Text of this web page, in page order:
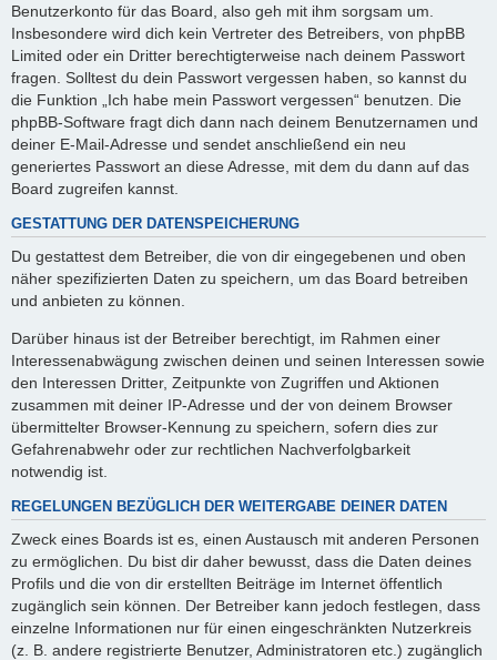
Benutzerkonto für das Board, also geh mit ihm sorgsam um.
Insbesondere wird dich kein Vertreter des Betreibers, von phpBB
Limited oder ein Dritter berechtigterweise nach deinem Passwort
fragen. Solltest du dein Passwort vergessen haben, so kannst du
die Funktion „Ich habe mein Passwort vergessen“ benutzen. Die
phpBB-Software fragt dich dann nach deinem Benutzernamen und
deiner E-Mail-Adresse und sendet anschließend ein neu
generiertes Passwort an diese Adresse, mit dem du dann auf das
Board zugreifen kannst.
GESTATTUNG DER DATENSPEICHERUNG
Du gestattest dem Betreiber, die von dir eingegebenen und oben
näher spezifizierten Daten zu speichern, um das Board betreiben
und anbieten zu können.
Darüber hinaus ist der Betreiber berechtigt, im Rahmen einer
Interessenabwägung zwischen deinen und seinen Interessen sowie
den Interessen Dritter, Zeitpunkte von Zugriffen und Aktionen
zusammen mit deiner IP-Adresse und der von deinem Browser
übermittelter Browser-Kennung zu speichern, sofern dies zur
Gefahrenabwehr oder zur rechtlichen Nachverfolgbarkeit
notwendig ist.
REGELUNGEN BEZÜGLICH DER WEITERGABE DEINER DATEN
Zweck eines Boards ist es, einen Austausch mit anderen Personen
zu ermöglichen. Du bist dir daher bewusst, dass die Daten deines
Profils und die von dir erstellten Beiträge im Internet öffentlich
zugänglich sein können. Der Betreiber kann jedoch festlegen, dass
einzelne Informationen nur für einen eingeschränkten Nutzerkreis
(z. B. andere registrierte Benutzer, Administratoren etc.) zugänglich